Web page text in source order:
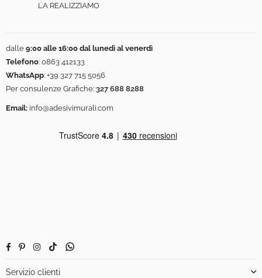
LA REALIZZIAMO
dalle 9:00 alle 16:00 dal lunedì al venerdì
Telefono: 0863 412133
WhatsApp: +39 327 715 5056
Per consulenze Grafiche: 327 688 8288
Email: info@adesivimurali.com
FacebookPinterestInstagram
TikTokWhatsapp
Servizio clienti